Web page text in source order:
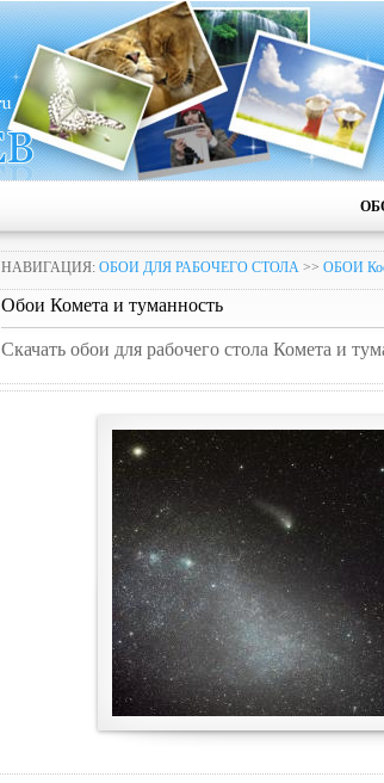
НАВИГАЦИЯ: ОБОИ ДЛЯ РАБОЧЕГО СТОЛА >> ОБОИ
Обои Комета и туманность
Скачать обои для рабочего стола Комета и